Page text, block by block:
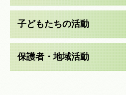
子どもたちの活動
保護者・地域活動